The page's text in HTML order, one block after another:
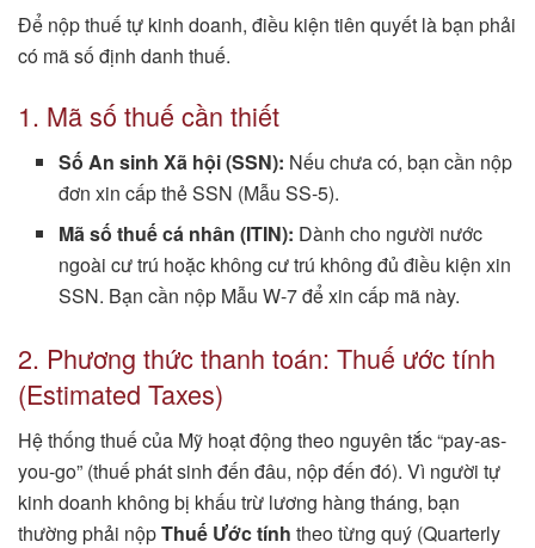
Để nộp thuế tự kinh doanh, điều kiện tiên quyết là bạn phải
có mã số định danh thuế.
1. Mã số thuế cần thiết
Số An sinh Xã hội (SSN): Nếu chưa có, bạn cần nộp
đơn xin cấp thẻ SSN (Mẫu SS-5).
Mã số thuế cá nhân (ITIN): Dành cho người nước
ngoài cư trú hoặc không cư trú không đủ điều kiện xin
SSN. Bạn cần nộp Mẫu W-7 để xin cấp mã này.
2. Phương thức thanh toán: Thuế ước tính
(Estimated Taxes)
Hệ thống thuế của Mỹ hoạt động theo nguyên tắc “pay-as-
you-go” (thuế phát sinh đến đâu, nộp đến đó). Vì người tự
kinh doanh không bị khấu trừ lương hàng tháng, bạn
thường phải nộpThuế Ước tính theo từng quý (Quarterly